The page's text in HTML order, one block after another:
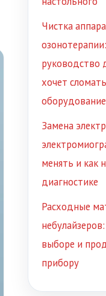
Чистка
руководство
хочет
оборудование
Замена
менять и как
диагностике
Расходные
выборе и
прибору